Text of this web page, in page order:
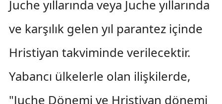
Juche yıllarında veya Juche yıllarında
ve karşılık gelen yıl parantez içinde
Hristiyan takviminde verilecektir.
Yabancı ülkelerle olan ilişkilerde,
"Juche Dönemi ve Hristiyan dönemi